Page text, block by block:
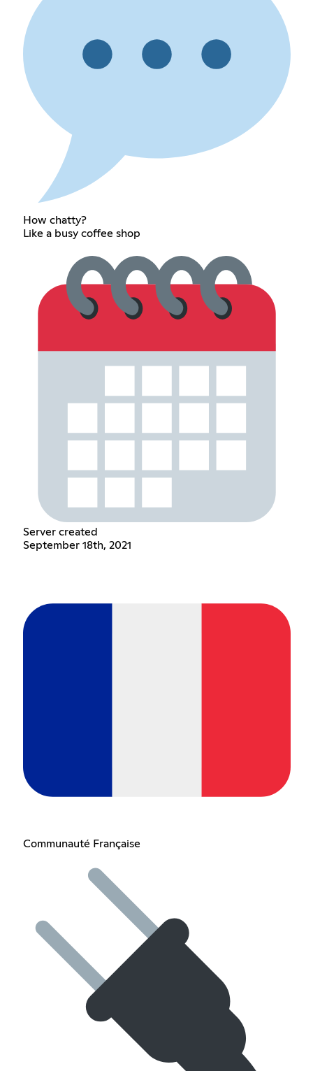
How chatty?
Like a busy coffee shop
Server created
September 18th, 2021
Communauté Française